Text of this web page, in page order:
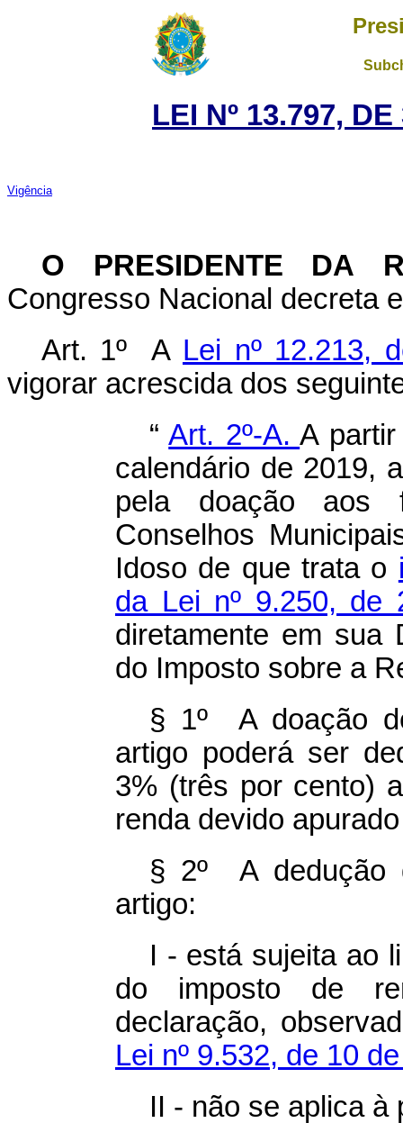
LEI Nº 13.797,
Vigência
O PRESIDENTE DA
Congresso Nacional decreta
Art. 1º A Lei nº 12.213,
vigorar acrescida dos
“Art. 2º-A.A
calendário de 2019,
pela doação aos
Conselhos
Idoso de que trata o
da Lei nº 9.250,
diretamente em sua
do Imposto sobre a
§ 1º A doação
artigo poderá ser
3% (três por cento)
renda devido
§ 2º A dedução
artigo:
I - está sujeita ao
do imposto de
declaração,
Lei nº 9.532, de 10
II - não se aplica à